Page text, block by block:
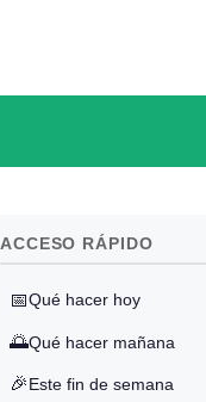
ACCESO RÁPIDO
📅Qué hacer hoy
🌅Qué hacer mañana
🎉Este fin de semana